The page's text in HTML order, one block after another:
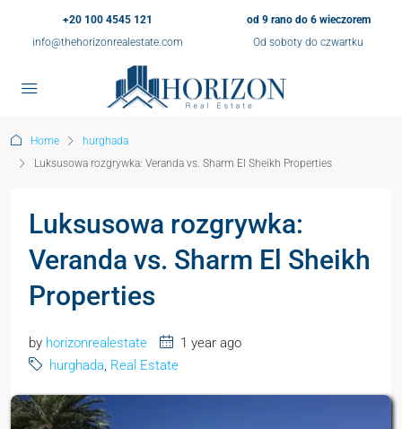
+20 100 4545 121
info@thehorizonrealestate.com
od 9 rano do 6 wieczorem
Od soboty do czwartku
Home
hurghada
Luksusowa rozgrywka: Veranda vs. Sharm El Sheikh Properties
Luksusowa rozgrywka:
Veranda vs. Sharm El Sheikh
Properties
by horizonrealestate
1 year ago
hurghada, Real Estate